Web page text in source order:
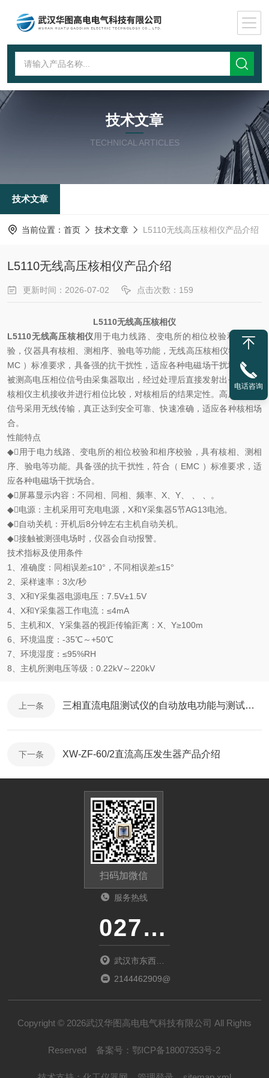
技术文章
TECHNICAL ARTICLES
技术文章
当前位置： 首页 技术文章 L5110无线高压核相仪产品介绍
L5110无线高压核相仪产品介绍
更新时间：2026-07-02 点击次数：159
L5110无线高压核相仪
L5110无线高压核相仪用于电力线路、变电所的相位校验和相序校
验，仪器具有核相、测相序、验电等功能，无线高压核相仪符合（ E
MC ）标准要求，具备强的抗干扰性，适应各种电磁场干扰场合。将
被测高电压相位信号由采集器取出，经过处理后直接发射出去，再由
核相仪主机接收并进行相位比较，对核相后的结果定性。高压核相仪
信号采用无线传输，真正达到安全可靠、快速准确，适应各种核相场
合。
性能特点
◆用于电力线路、变电所的相位校验和相序校验，具有核相、测相
序、验电等功能。具备强的抗干扰性，符合（ EMC ）标准要求，适
应各种电磁场干扰场合。
◆屏幕显示内容：不同相、同相、频率、X、Y、 、 、。
◆电源：主机采用可充电电源，X和Y采集器5节AG13电池。
◆自动关机：开机后8分钟左右主机自动关机。
◆接触被测强电场时，仪器会自动报警。
技术指标及使用条件
1、准确度：同相误差≤10°，不同相误差≤15°
2、采样速率：3次/秒
3、X和Y采集器电源电压：7.5V±1.5V
4、X和Y采集器工作电流：≤4mA
5、主机和X、Y采集器的视距传输距离：X、Y≥100m
6、环境温度：-35℃～+50℃
7、环境湿度：≤95%RH
8、主机所测电压等级：0.22kV～220kV
上一条 三相直流电阻测试仪的自动放电功能与测试安全防护要点
下一条 XW-ZF-60/2直流高压发生器产品介绍
扫码加微信
服务热线
027-86536268
武汉市东西湖
区环湖中路源
2144462909@qq.com
Copyright © 2026武汉华图高电电气科技有限公司 All Rights
Reserved 备案号：鄂ICP备18007353号-2
电话咨询